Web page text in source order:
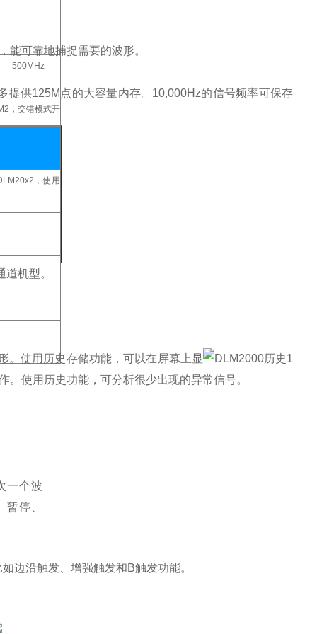
500MHz
，交错模式开
能可靠地捕捉需要的波形。
提供125M点的大容量内存。10,000Hz的信号频率可保存
，使用
机型。
。使用 历史存储功能，可以在屏幕上显
使用历史功能，可分析很少出现的异常信号。
一个波
停、
边沿触发、增强触发和B触发功能。